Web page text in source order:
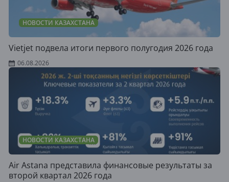
НОВОСТИ КАЗАХСТАНА
Vietjet подвела итоги первого полугодия 2026 года
06.08.2026
НОВОСТИ КАЗАХСТАНА
Air Astana представила финансовые результаты за
второй квартал 2026 года